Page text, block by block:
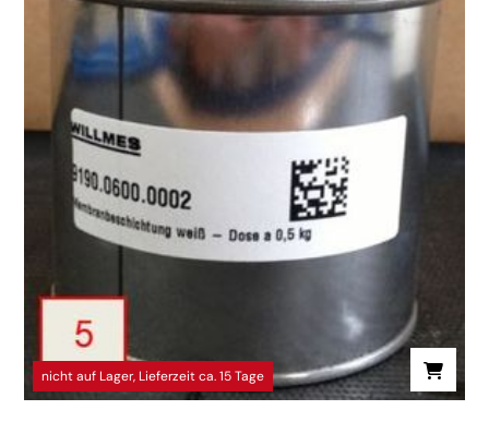
nicht auf Lager, Lieferzeit ca. 15 Tage